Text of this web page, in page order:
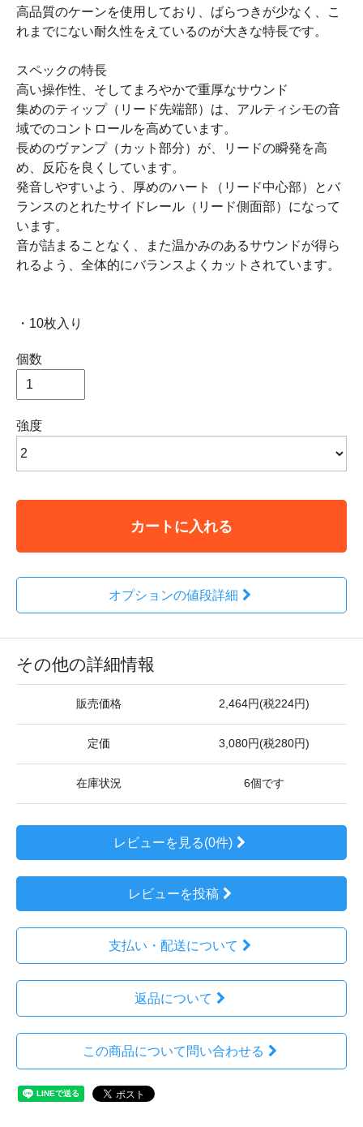
高品質のケーンを使用しており、ばらつきが少なく、こ
れまでにない耐久性をえているのが大きな特長です。
スペックの特長
高い操作性、そしてまろやかで重厚なサウンド
集めのティップ（リード先端部）は、アルティシモの音
域でのコントロールを高めています。
長めのヴァンプ（カット部分）が、リードの瞬発を高
め、反応を良くしています。
発音しやすいよう、厚めのハート（リード中心部）とバ
ランスのとれたサイドレール（リード側面部）になって
います。
音が詰まることなく、また温かみのあるサウンドが得ら
れるよう、全体的にバランスよくカットされています。
・10枚入り
個数
強度
カートに入れる
オプションの値段詳細
その他の詳細情報
販売価格 2,464円(税224円)
定価 3,080円(税280円)
在庫状況 6個です
レビューを見る(0件)
レビューを投稿
支払い・配送について
返品について
この商品について問い合わせる